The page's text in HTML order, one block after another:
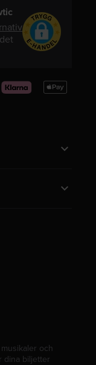
Klarna
Apple
Pay
och
dina biljetter